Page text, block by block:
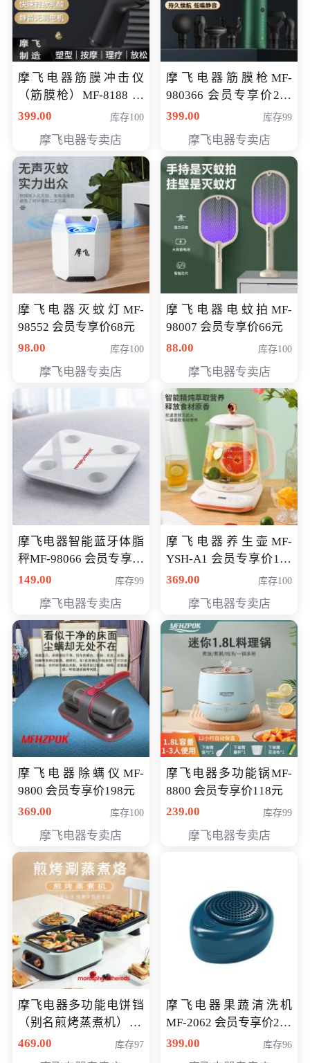
摩飞电器筋膜冲击仪
（筋膜枪）MF-8188 会
员专享价268元
399.00 库存100
摩飞电器专卖店
摩飞电器筋膜枪MF-
980366 会员专享价299
元
399.00 库存99
摩飞电器专卖店
摩飞电器灭蚊灯MF-
98552 会员专享价68元
98.00
库存100
摩飞电器专卖店
摩飞电器电蚊拍MF-
98007 会员专享价66元
88.00
库存100
摩飞电器专卖店
摩飞电器智能蓝牙体脂
秤MF-98066 会员专享价
98元
149.00 库存99
摩飞电器专卖店
摩飞电器养生壶MF-
YSH-A1 会员专享价198
元
369.00 库存100
摩飞电器专卖店
摩飞电器除螨仪MF-
9800 会员专享价198元
369.00
库存100
摩飞电器专卖店
摩飞电器多功能锅MF-
8800 会员专享价118元
239.00
库存99
摩飞电器专卖店
摩飞电器多功能电饼铛
（别名煎烤蒸煮机） 型
号MF-8888B 会员专享
469.00 库存97
摩飞电器果蔬清洗机
MF-2062 会员专享价268
元
399.00 库存96